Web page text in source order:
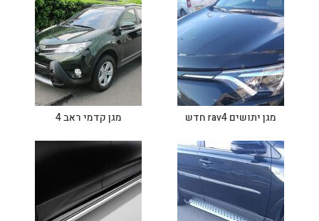
מגן יתושים rav4 חדש מגן קדמי ראב 4